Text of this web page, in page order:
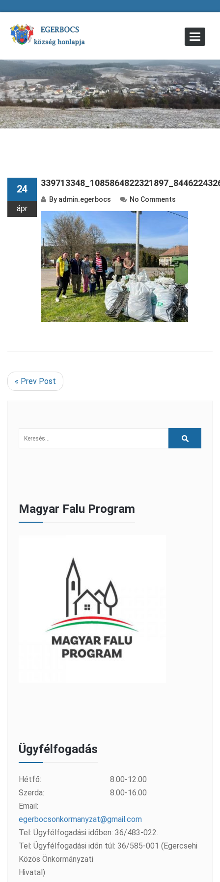
Toggle
24
ápr
By admin.egerbocs No Comments
« Prev Post
Magyar Falu Program
Ügyfélfogadás
Hétfő:
8.00-12.00
Szerda:
8.00-16.00
Email:
egerbocsonkormanyzat@gmail.com
Tel: Ügyfélfogadási időben: 36/483-022.
Tel: Ügyfélfogadási időn túl: 36/585-001 (Egercsehi
Közös Önkormányzati
Hivatal)